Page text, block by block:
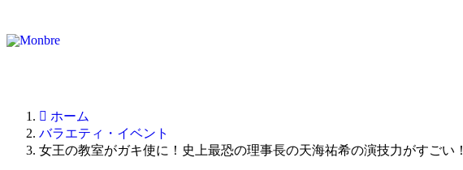
ホーム
バラエティ・イベント
女王の教室がガキ使に！史上最恐の理事長の天海祐希の演技力がすごい！